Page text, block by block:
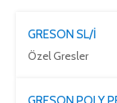
GRESON SL/İ
Özel Gresler